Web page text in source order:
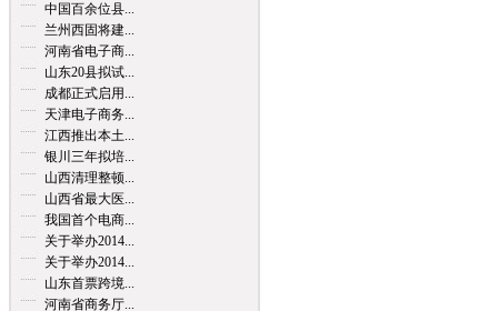
中国百余位县...
兰州西固将建...
河南省电子商...
山东20县拟试...
成都正式启用...
天津电子商务...
江西推出本土...
银川三年拟培...
山西清理整顿...
山西省最大医...
我国首个电商...
关于举办2014...
关于举办2014...
山东首票跨境...
河南省商务厅...